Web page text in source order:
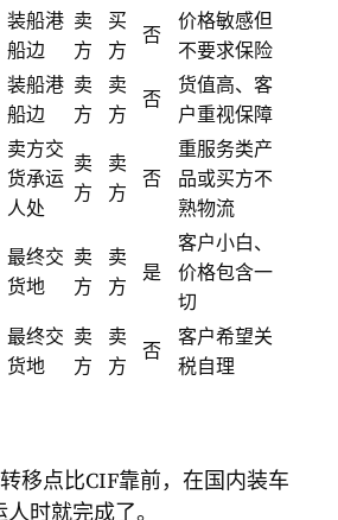
装船港
船边
卖
方
买
方
否
价格敏感但
不要求保险
装船港
船边
卖
方
卖
方
否
货值高、客
户重视保障
卖方交
货承运
人处
卖
方
卖
方
否
重服务类产
品或买方不
熟物流
最终交
货地
卖
方
卖
方
是
客户小白、
价格包含一
切
最终交
货地
卖
方
卖
方
否
客户希望关
税自理
移点比CIF靠前，在国内装车
时就完成了。